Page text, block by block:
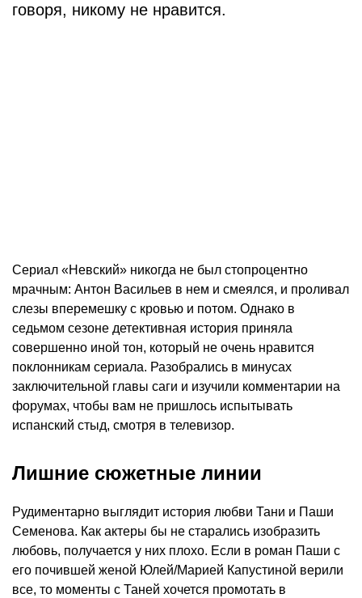
говоря, никому не нравится.
Сериал «Невский» никогда не был стопроцентно
мрачным: Антон Васильев в нем и смеялся, и проливал
слезы вперемешку с кровью и потом. Однако в
седьмом сезоне детективная история приняла
совершенно иной тон, который не очень нравится
поклонникам сериала. Разобрались в минусах
заключительной главы саги и изучили комментарии на
форумах, чтобы вам не пришлось испытывать
испанский стыд, смотря в телевизор.
Лишние сюжетные линии
Рудиментарно выглядит история любви Тани и Паши
Семенова. Как актеры бы не старались изобразить
любовь, получается у них плохо. Если в роман Паши с
его почившей женой Юлей/Марией Капустиной верили
все, то моменты с Таней хочется промотать в